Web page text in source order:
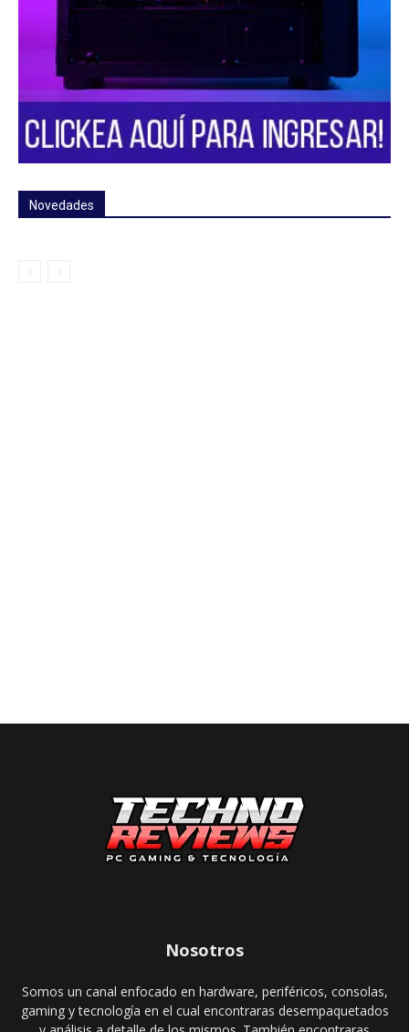
Novedades
Nosotros
Somos un canal enfocado en hardware, periféricos, consolas,
gaming y tecnología en el cual encontraras desempaquetados